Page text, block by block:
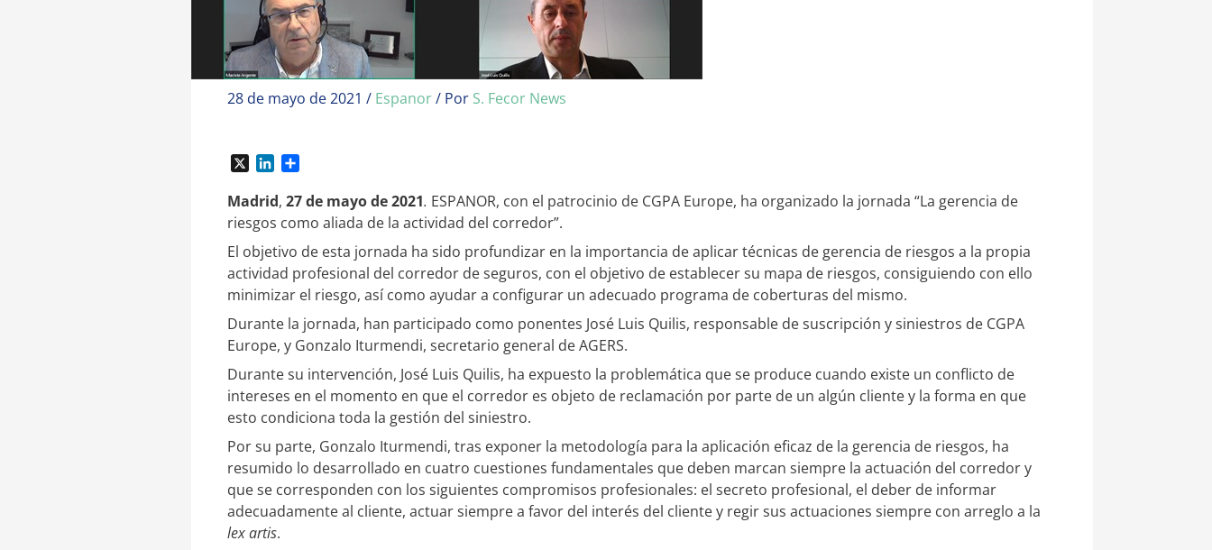
28 de mayo de 2021 / Espanor/ Por S. Fecor News
n
k
d
I
n
m
p
r
t
i
Madrid, 27 de mayo de 2021. ESPANOR, con el patrocinio de CGPA Europe, ha organizado la jornada “La gerencia de
riesgos como aliada de la actividad del corredor”.
El objetivo de esta jornada ha sido profundizar en la importancia de aplicar técnicas de gerencia de riesgos a la propia
actividad profesional del corredor de seguros, con el objetivo de establecer su mapa de riesgos, consiguiendo con ello
minimizar el riesgo, así como ayudar a configurar un adecuado programa de coberturas del mismo.
Durante la jornada, han participado como ponentes José Luis Quilis, responsable de suscripción y siniestros de CGPA
Europe, y Gonzalo Iturmendi, secretario general de AGERS.
Durante su intervención, José Luis Quilis, ha expuesto la problemática que se produce cuando existe un conflicto de
intereses en el momento en que el corredor es objeto de reclamación por parte de un algún cliente y la forma en que
esto condiciona toda la gestión del siniestro.
Por su parte, Gonzalo Iturmendi, tras exponer la metodología para la aplicación eficaz de la gerencia de riesgos, ha
resumido lo desarrollado en cuatro cuestiones fundamentales que deben marcan siempre la actuación del corredor y
que se corresponden con los siguientes compromisos profesionales: el secreto profesional, el deber de informar
adecuadamente al cliente, actuar siempre a favor del interés del cliente y regir sus actuaciones siempre con arreglo a la
lex artis.